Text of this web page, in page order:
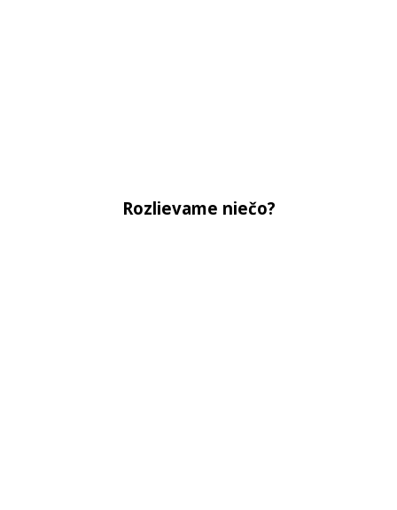
Rozlievame niečo?